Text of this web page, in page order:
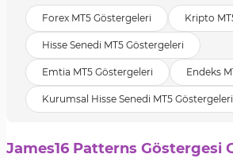
Forex MT5 Göstergeleri Kripto
Hisse Senedi MT5 Göstergeleri
Emtia MT5 Göstergeleri Endeks
Kurumsal Hisse Senedi MT5 Göstergeleri
James16 Patterns Göstergesi